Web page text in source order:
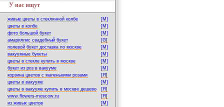
У нас ищут
живые цветы в стеклянной колбе
[M]
цветы в колбе
[M]
фото большой букет
[M]
амариллис свадебный букет
[G]
полевой букет доставка по москве
[M]
вакуумные букеты
[M]
цветы в стекле купить в москве
[M]
букет из роз в вакууме
[M]
корзина цветов с маленькими розами
[Я]
цветы в вакууме
[M]
цветы в вакууме купить в москве дешево
[Я]
www.flowers-moscow.ru
[Я]
из живых цветов
[M]